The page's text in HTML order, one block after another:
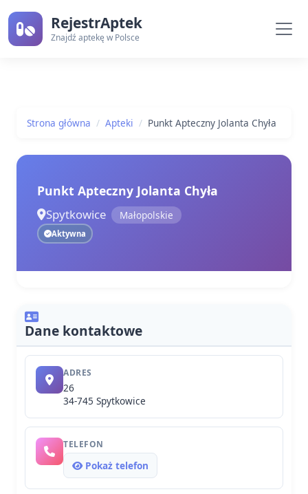
RejestrAptek
Znajdź aptekę w Polsce
Strona główna Apteki Punkt Apteczny Jolanta Chyła
Punkt Apteczny Jolanta Chyła
Spytkowice Małopolskie
Aktywna
Dane kontaktowe
ADRES
26
34-745 Spytkowice
TELEFON
Pokaż telefon